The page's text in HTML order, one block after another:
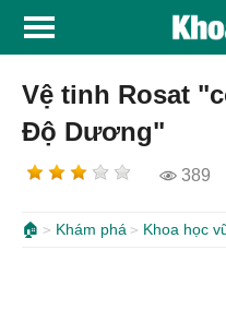
Vệ tinh Rosat
Độ Dương"
389
🏠 Khám phá Khoa học